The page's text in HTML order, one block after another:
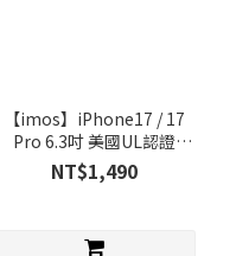
【imos】iPhone17 / 17
Pro 6.3吋 美國UL認證
CPF60 AR低反光低藍光螢幕
保護貼
NT$1,490